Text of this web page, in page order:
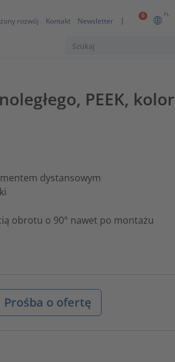
0 PL
rozwój Kontakt Newsletter
PEEK, kolor
dystansowym
obrotu o 90° nawet po montażu
Prośba o ofertę